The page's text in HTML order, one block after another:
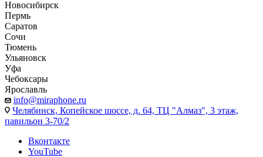
Новосибирск
Пермь
Саратов
Сочи
Тюмень
Ульяновск
Уфа
Чебоксары
Ярославль
info@miraphone.ru
Челябинск, Копейское шоссе, д. 64, ТЦ "Алмаз", 3 этаж,
павильон 3-70/2
Вконтакте
YouTube